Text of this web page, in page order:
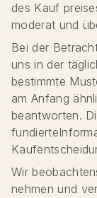
des Kauf
moderat und
Bei der
uns in der
bestimmte
am Anfang
beantworten.
Wir
nehmen und